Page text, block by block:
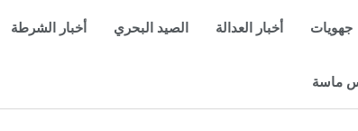
جهويات أخبار العدالة الصيد البحري أخبار الشرطة
ماسة